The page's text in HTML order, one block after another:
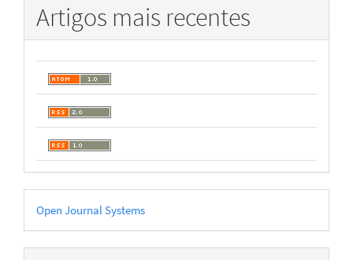
Artigos mais recentes
Desenvolvido
por
Open Journal Systems